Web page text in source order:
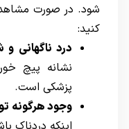
شود. در صورت
کنید:
درد ناگهانی
نشانه پیچ‌
پزشکی است.
وجود هرگونه